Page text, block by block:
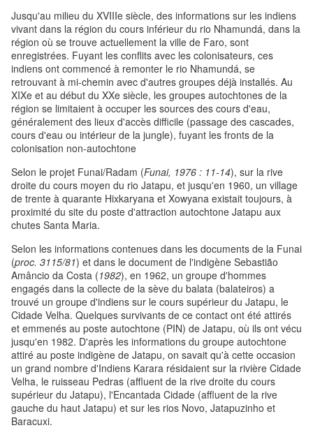
Jusqu'au milieu du XVIIIe siècle, des informations sur les indiens
vivant dans la région du cours inférieur du rio Nhamundá, dans la
région où se trouve actuellement la ville de Faro, sont
enregistrées. Fuyant les conflits avec les colonisateurs, ces
indiens ont commencé à remonter le rio Nhamundá, se
retrouvant à mi-chemin avec d'autres groupes déjà installés. Au
XIXe et au début du XXe siècle, les groupes autochtones de la
région se limitaient à occuper les sources des cours d'eau,
généralement des lieux d'accès difficile (passage des cascades,
cours d'eau ou intérieur de la jungle), fuyant les fronts de la
colonisation non-autochtone
Selon le projet Funai/Radam (Funai, 1976 : 11-14), sur la rive
droite du cours moyen du rio Jatapu, et jusqu'en 1960, un village
de trente à quarante Hixkaryana et Xowyana existait toujours, à
proximité du site du poste d'attraction autochtone Jatapu aux
chutes Santa Maria.
Selon les informations contenues dans les documents de la Funai
(proc. 3115/81) et dans le document de l'indigène Sebastião
Amâncio da Costa (1982), en 1962, un groupe d'hommes
engagés dans la collecte de la sève du balata (balateiros) a
trouvé un groupe d'indiens sur le cours supérieur du Jatapu, le
Cidade Velha. Quelques survivants de ce contact ont été attirés
et emmenés au poste autochtone (PIN) de Jatapu, où ils ont vécu
jusqu'en 1982. D'après les informations du groupe autochtone
attiré au poste indigène de Jatapu, on savait qu'à cette occasion
un grand nombre d'Indiens Karara résidaient sur la rivière Cidade
Velha, le ruisseau Pedras (affluent de la rive droite du cours
supérieur du Jatapu), l'Encantada Cidade (affluent de la rive
gauche du haut Jatapu) et sur les rios Novo, Jatapuzinho et
Baracuxi.